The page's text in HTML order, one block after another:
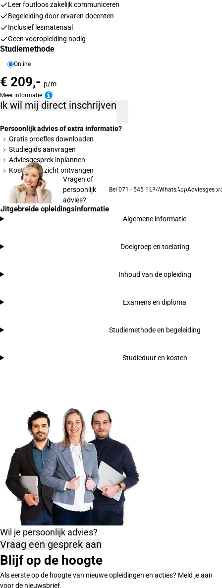
Leer foutloos zakelijk communiceren
Begeleiding door ervaren docenten
Inclusief lesmateriaal
Geen vooropleiding nodig
Studiemethode
Online
€ 209,- p/m
Meer informatie
Ik wil mij direct inschrijven
Persoonlijk advies of extra informatie?
Gratis proefles downloaden
Studiegids aanvragen
Adviesgesprek inplannen
Kostenoverzicht ontvangen
Vragen of
persoonlijk
advies?
Bel 071 - 545 1234WhatsApp
Uitgebreide opleidingsinformatie
Algemene informatie
Doelgroep en toelating
Inhoud van de opleiding
Examens en diploma
Studiemethode en begeleiding
Studieduur en kosten
Wil je persoonlijk advies?
Vraag een gesprek aan
Blijf op de hoogte
Als eerste op de hoogte van nieuwe opleidingen en acties? Meld je aan
voor de nieuwsbrief.